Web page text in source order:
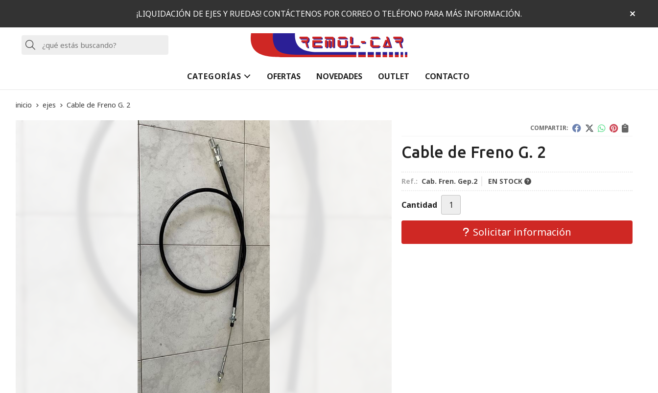
¡LIQUIDACIÓN DE EJES Y RUEDAS! CONTÁCTENOS POR CORREO O TELÉFONO PARA MÁS INFORMACIÓN.
Buscar
CATEGORÍAS OFERTAS NOVEDADES OUTLET CONTACTO
inicio ejes Cable de Freno G. 2
COMPARTIR:
Cable de Freno G. 2
Ref.: Cab. Fren. Gep.2 EN STOCK
Cantidad
Solicitar información